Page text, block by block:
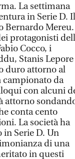
La settimana
in Serie D. Il
Bernardo Mereu.
protagonisti
Cocco, i
Stanis Lepore
duro attorno al
campionato da
con alcuni
attorno
conta cento
La società ha
in Serie D. Un
di una
in questi